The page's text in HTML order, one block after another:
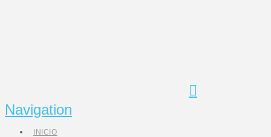
Navigation
INICIO